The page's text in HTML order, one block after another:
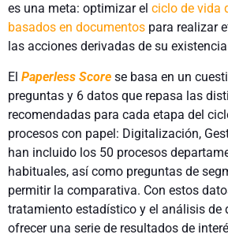
es una meta: optimizar el ciclo de vida
basados en documentos para realizar
las acciones derivadas de su
El Paperless Score se basa en un
preguntas y 6 datos que repasa las
recomendadas para cada etapa del
procesos con papel: Digitalización,
han incluido los 50 procesos
habituales, así como preguntas de
permitir la comparativa. Con estos
tratamiento estadístico y el análisis de
ofrecer una serie de resultados de